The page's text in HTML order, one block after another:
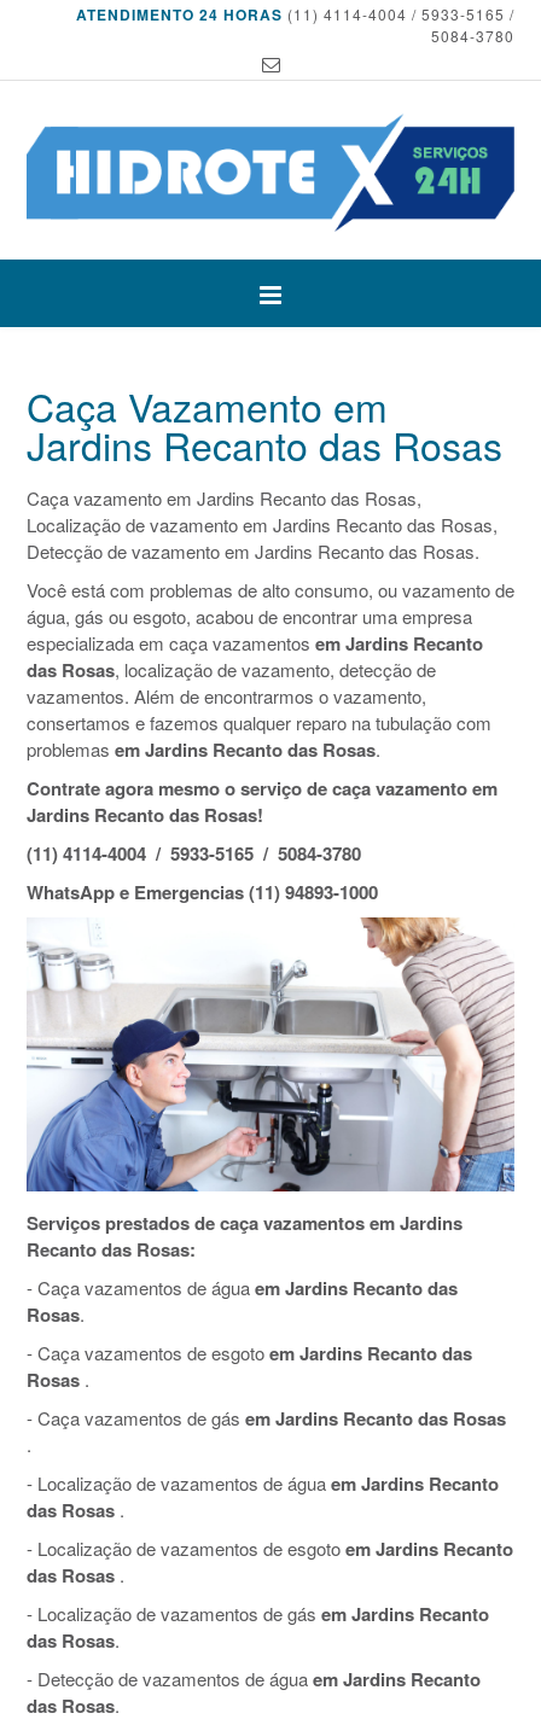
ATENDIMENTO 24 HORAS (11) 4114-4004 / 5933-5165 /
5084-3780
Caça Vazamento em
Jardins Recanto das Rosas
Caça vazamento em Jardins Recanto das Rosas,
Localização de vazamento em Jardins Recanto das Rosas,
Detecção de vazamento em Jardins Recanto das Rosas.
Você está com problemas de alto consumo, ou vazamento de
água, gás ou esgoto, acabou de encontrar uma empresa
especializada em caça vazamentos em Jardins Recanto
das Rosas, localização de vazamento, detecção de
vazamentos. Além de encontrarmos o vazamento,
consertamos e fazemos qualquer reparo na tubulação com
problemas em Jardins Recanto das Rosas.
Contrate agora mesmo o serviço de caça vazamento em
Jardins Recanto das Rosas!
(11) 4114-4004 / 5933-5165 / 5084-3780
WhatsApp e Emergencias (11) 94893-1000
Serviços prestados de caça vazamentos em Jardins
Recanto das Rosas:
- Caça vazamentos de águaem Jardins Recanto das
Rosas.
- Caça vazamentos de esgotoem Jardins Recanto das
Rosas .
- Caça vazamentos de gás em Jardins Recanto das Rosas
.
- Localização de vazamentos de águaem Jardins Recanto
das Rosas .
- Localização de vazamentos de esgotoem Jardins Recanto
das Rosas .
- Localização de vazamentos de gás em Jardins Recanto
das Rosas.
- Detecção de vazamentos de águaem Jardins Recanto
das Rosas.